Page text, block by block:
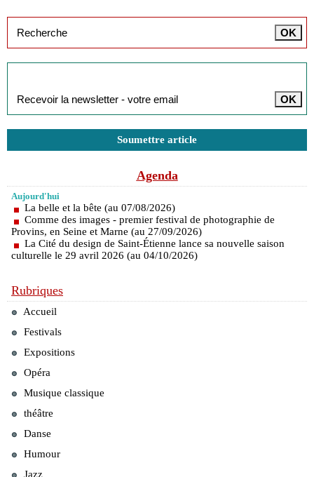
Soumettre article
Agenda
Aujourd'hui
La belle et la bête (au 07/08/2026)
Comme des images - premier festival de photographie de
Provins, en Seine et Marne (au 27/09/2026)
La Cité du design de Saint-Étienne lance sa nouvelle saison
culturelle le 29 avril 2026 (au 04/10/2026)
Rubriques
Accueil
Festivals
Expositions
Opéra
Musique classique
théâtre
Danse
Humour
Jazz